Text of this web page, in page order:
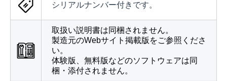
シリアルナンバー付きです。
取扱い説明書は同梱されません。
製造元のWebサイト掲載版をご参照くださ
い。
体験版、無料版などのソフトウェアは同
梱・添付されません。